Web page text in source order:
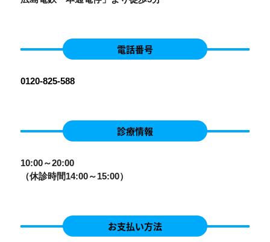
電話番号
0120-825-588
診療情報
10:00～20:00
（休診時間14:00～15:00）
お支払い方法